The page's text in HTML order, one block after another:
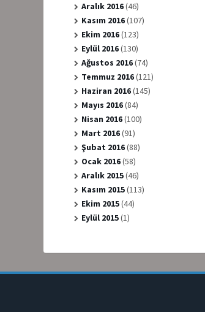
Aralık 2016(46)
Kasım 2016(107)
Ekim 2016(123)
Eylül 2016(130)
Ağustos 2016(74)
Temmuz 2016(121)
Haziran 2016(145)
Mayıs 2016(84)
Nisan 2016(100)
Mart 2016(91)
Şubat 2016(88)
Ocak 2016(58)
Aralık 2015(46)
Kasım 2015(113)
Ekim 2015(44)
Eylül 2015(1)